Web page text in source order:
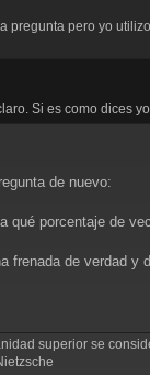
pregunta pero yo
Si es como dices
de nuevo:
qué porcentaje de
frenada de verdad
superior se